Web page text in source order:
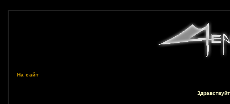
На сайт